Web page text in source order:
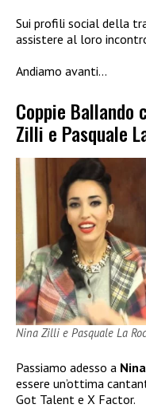
Sui profili social della
assistere al loro
Andiamo avanti…
Coppie
Zilli e Pasquale
Nina Zilli e Pasquale La
Passiamo adesso a
essere un’ottima
Got Talent e X Factor.